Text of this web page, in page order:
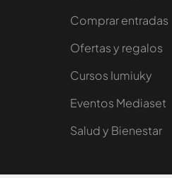
Comprar entradas
Ofertas y regalos
Cursos Iumiuky
Eventos Mediaset
Salud y Bienestar